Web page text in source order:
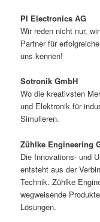
PI Electronics AG
Wir reden nicht nur,
Partner für
uns kennen!
Sotronik GmbH
Wo die kreativsten
und Elektronik für
Simulieren.
Zühlke Engineering
Die Innovations- und
entsteht aus der
Technik. Zühlke
wegweisende
Lösungen.